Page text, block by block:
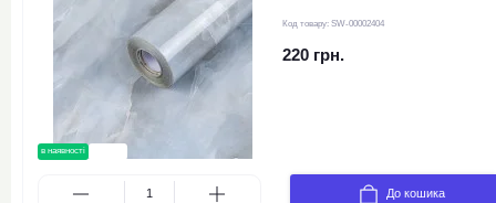
в наявності
Код товару: SW-00002404
220 грн.
До кошика